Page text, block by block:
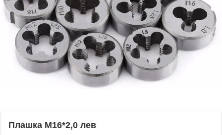
Плашка М16*2,0 лев